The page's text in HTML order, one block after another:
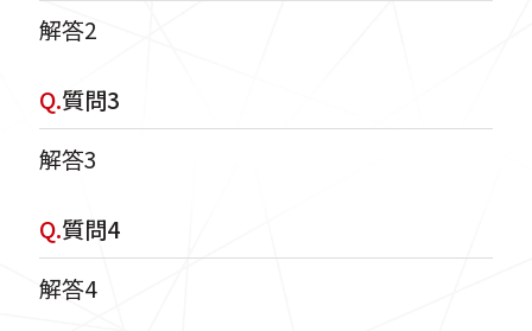
解答2
Q.質問3
解答3
Q.質問4
解答4